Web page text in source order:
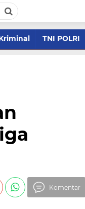
TNI POLRI
Komentar